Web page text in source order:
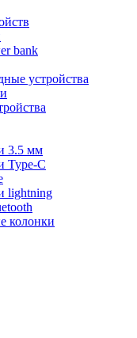
bank
устройства
3.5 мм
Type-C
lightning
колонки